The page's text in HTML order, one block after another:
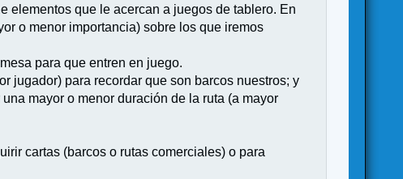
elementos que le acercan a juegos de tablero. En
o menor importancia) sobre los que iremos
para que entren en juego.
jugador) para recordar que son barcos nuestros; y
mayor o menor duración de la ruta (a mayor
cartas (barcos o rutas comerciales) o para